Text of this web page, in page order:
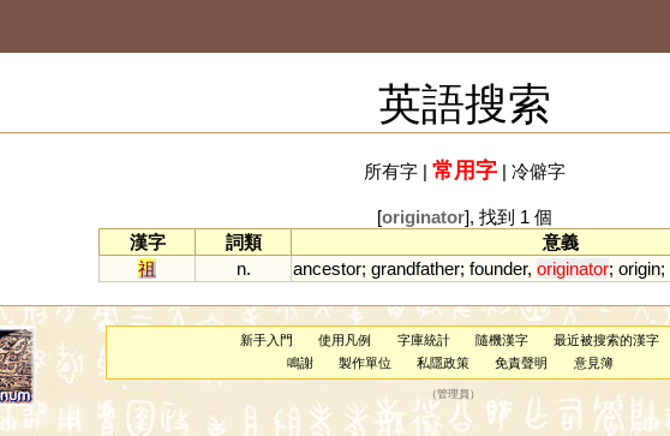
英語搜索
所有字| 常用字| 冷僻字
[originator], 找到 1 個
漢字
詞類
意義
祖
n. ancestor; grandfather; founder, originator; origin;
新手入門 使用凡例 字庫統計 隨機漢字
最近被搜索的漢字
鳴謝
製作單位 私隱政策 免責聲明 意見簿
（管理員 ）